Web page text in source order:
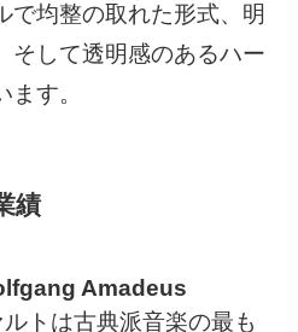
で均整の取れた形式、明
そして透明感のあるハー
す。
績
Amadeus
トは古典派音楽の最も